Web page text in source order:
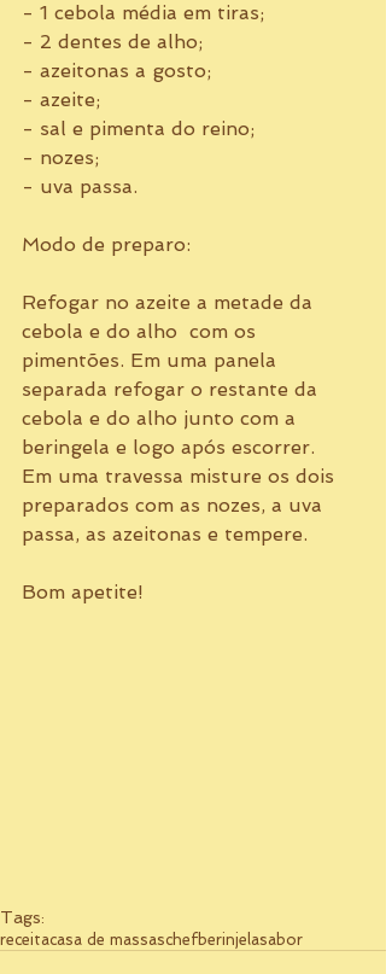
- 1 cebola média em tiras;
- 2 dentes de alho;
- azeitonas a gosto;
- azeite;
- sal e pimenta do reino;
- nozes;
- uva passa.
Modo de preparo:
Refogar no azeite a metade da
cebola e do alho  com os
pimentões. Em uma panela
separada refogar o restante da
cebola e do alho junto com a
beringela e logo após escorrer.
Em uma travessa misture os dois
preparados com as nozes, a uva
passa, as azeitonas e tempere.
Bom apetite!
Tags:
receitacasa de massaschefberinjelasabor